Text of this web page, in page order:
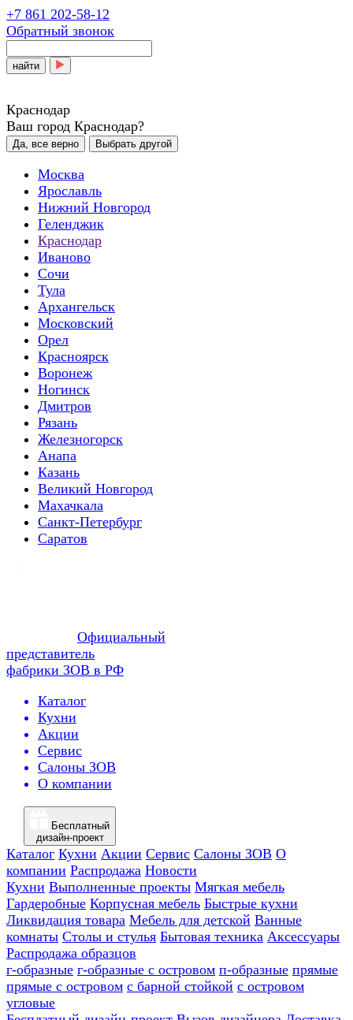
+7 861 202-58-12
Обратный звонок
найти
Краснодар
Ваш город Краснодар?
Да, все верно Выбрать другой
Москва
Ярославль
Нижний Новгород
Геленджик
Краснодар
Иваново
Сочи
Тула
Архангельск
Московский
Орел
Красноярск
Воронеж
Ногинск
Дмитров
Рязань
Железногорск
Анапа
Казань
Великий Новгород
Махачкала
Санкт-Петербург
Саратов
Официальный
представитель
фабрики ЗОВ в РФ
Каталог
Кухни
Акции
Сервис
Салоны ЗОВ
О компании
Бесплатный
дизайн-проект
Каталог Кухни Акции Сервис Салоны ЗОВ О
компании Распродажа Новости
Кухни Выполненные проекты Мягкая мебель
Гардеробные Корпусная мебель Быстрые кухни
Ликвидация товара Мебель для детской Ванные
комнаты Столы и стулья Бытовая техника Аксессуары
Распродажа образцов
г-образные г-образные с островом п-образные прямые
прямые с островом с барной стойкой с островом
угловые